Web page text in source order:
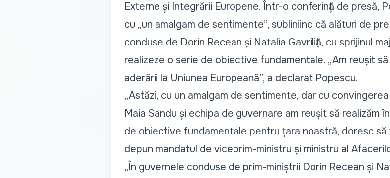
Externe și Integrării Europene. Într-o conferință de presă,
cu „un amalgam de sentimente”, subliniind că alături de
conduse de Dorin Recean și Natalia Gavriliță, cu sprijinul
realizeze o serie de obiective fundamentale. „Am reușit
aderării la Uniunea Europeană”, a declarat Popescu.
„Astăzi, cu un amalgam de sentimente, dar cu
Maia Sandu și echipa de guvernare am reușit să realizăm
de obiective fundamentale pentru țara noastră, doresc să
depun mandatul de viceprim-ministru și ministru al
„În guvernele conduse de prim-miniștrii Dorin Recean și